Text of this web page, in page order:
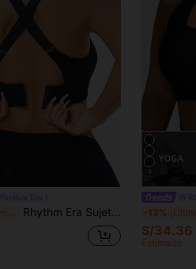
¡Últimos 3 días Rhythm Era Sujetador deportivo sin costuras para mujer de talla grande, adecuado para yoga, fitness, actividades al aire uso diario
4
-13%
S/34.36
Estimado